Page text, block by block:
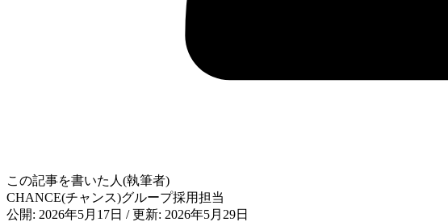
この記事を書いた人(執筆者)
CHANCE(チャンス)グループ採用担当
公開: 2026年5月17日 / 更新: 2026年5月29日